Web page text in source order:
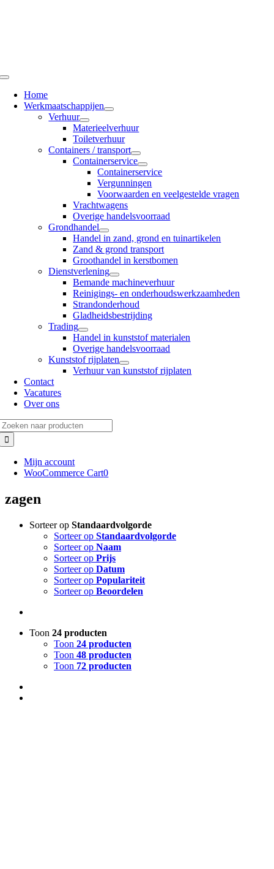
Toggle
NavigationHome
Werkmaatschappijen
Verhuur
Materieelverhuur
Toiletverhuur
Containers / transport
Containerservice
Containerservice
Vergunningen
Voorwaarden en veelgestelde vragen
Vrachtwagens
Overige handelsvoorraad
Grondhandel
Handel in zand, grond en tuinartikelen
Zand & grond transport
Groothandel in kerstbomen
Dienstverlening
Bemande machineverhuur
Reinigings- en onderhoudswerkzaamheden
Strandonderhoud
Gladheidsbestrijding
Trading
Handel in kunststof materialen
Overige handelsvoorraad
Kunststof rijplaten
Verhuur van kunststof rijplaten
Contact
Vacatures
Over ons
Mijn account
WooCommerce Cart0
zagen
Sorteer op Standaardvolgorde
Sorteer op Standaardvolgorde
Sorteer op Naam
Sorteer op Prijs
Sorteer op Datum
Sorteer op Populariteit
Sorteer op Beoordelen
Toon 24 producten
Toon 24 producten
Toon 48 producten
Toon 72 producten